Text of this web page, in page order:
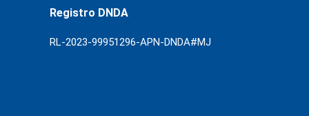
Registro DNDA
RL-2023-99951296-APN-DNDA#MJ